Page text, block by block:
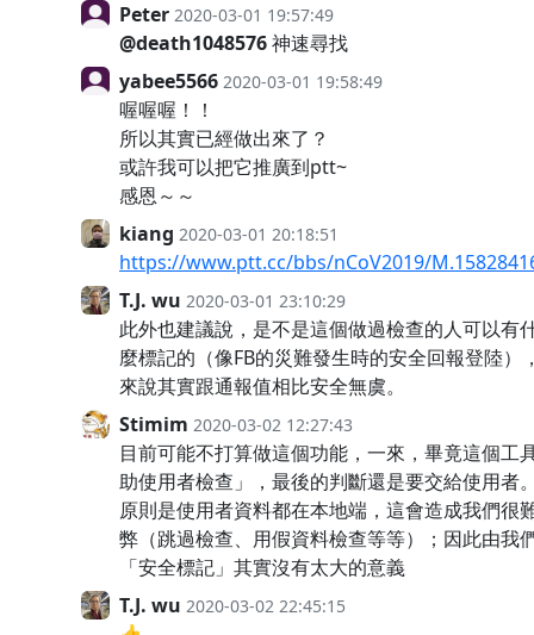
Peter 2020-03-01 19:57:49
@death1048576神速尋找
yabee5566 2020-03-01 19:58:49
喔喔喔！！
所以其實已經做出來了？
或許我可以把它推廣到ptt~
感恩～～
kiang 2020-03-01 20:18:51
https://www.ptt.cc/bbs/nCoV2019/
T.J. wu 2020-03-01 23:10:29
此外也建議說，是不是這個做過檢查的人可以有
麼標記的（像FB的災難發生時的安全回報登陸）
來說其實跟通報值相比安全無虞。
Stimim 2020-03-02 12:27:43
目前可能不打算做這個功能，一來，畢竟這個工
助使用者檢查」，最後的判斷還是要交給使用者
原則是使用者資料都在本地端，這會造成我們很
弊（跳過檢查、用假資料檢查等等）；因此由我
「安全標記」其實沒有太大的意義
T.J. wu 2020-03-02 22:45:15